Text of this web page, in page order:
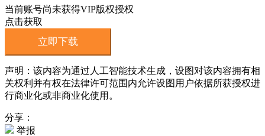
当前账号尚未获得VIP版权授权
点击获取
立即下载
声明：该内容为通过人工智能技术生成，设图对该内容拥有相
关权利并有权在法律许可范围内允许设图用户依据所获授权进
行商业化或非商业化使用。
分享：
举报